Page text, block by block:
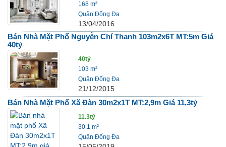
168 m²
Quận Đống Đa
13/04/2016
Bán Nhà Mặt Phố Nguyễn Chí Thanh 103m2x6T MT:5m Giá
40tỷ
40tỷ
103 m²
Quận Đống Đa
21/12/2015
Bán Nhà Mặt Phố Xã Đàn 30m2x1T MT:2,9m Giá 11,3tỷ
11.3tỷ
30.1 m²
Quận Đống Đa